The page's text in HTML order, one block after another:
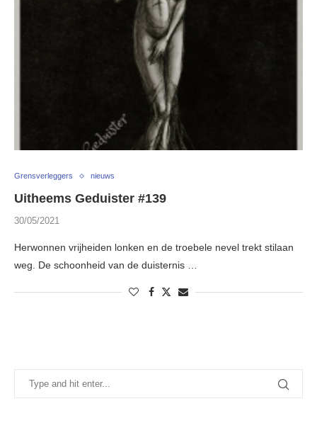
Grensverleggers nieuws
Uitheems Geduister #139
30/05/2021
Herwonnen vrijheiden lonken en de troebele nevel trekt stilaan
weg. De schoonheid van de duisternis …